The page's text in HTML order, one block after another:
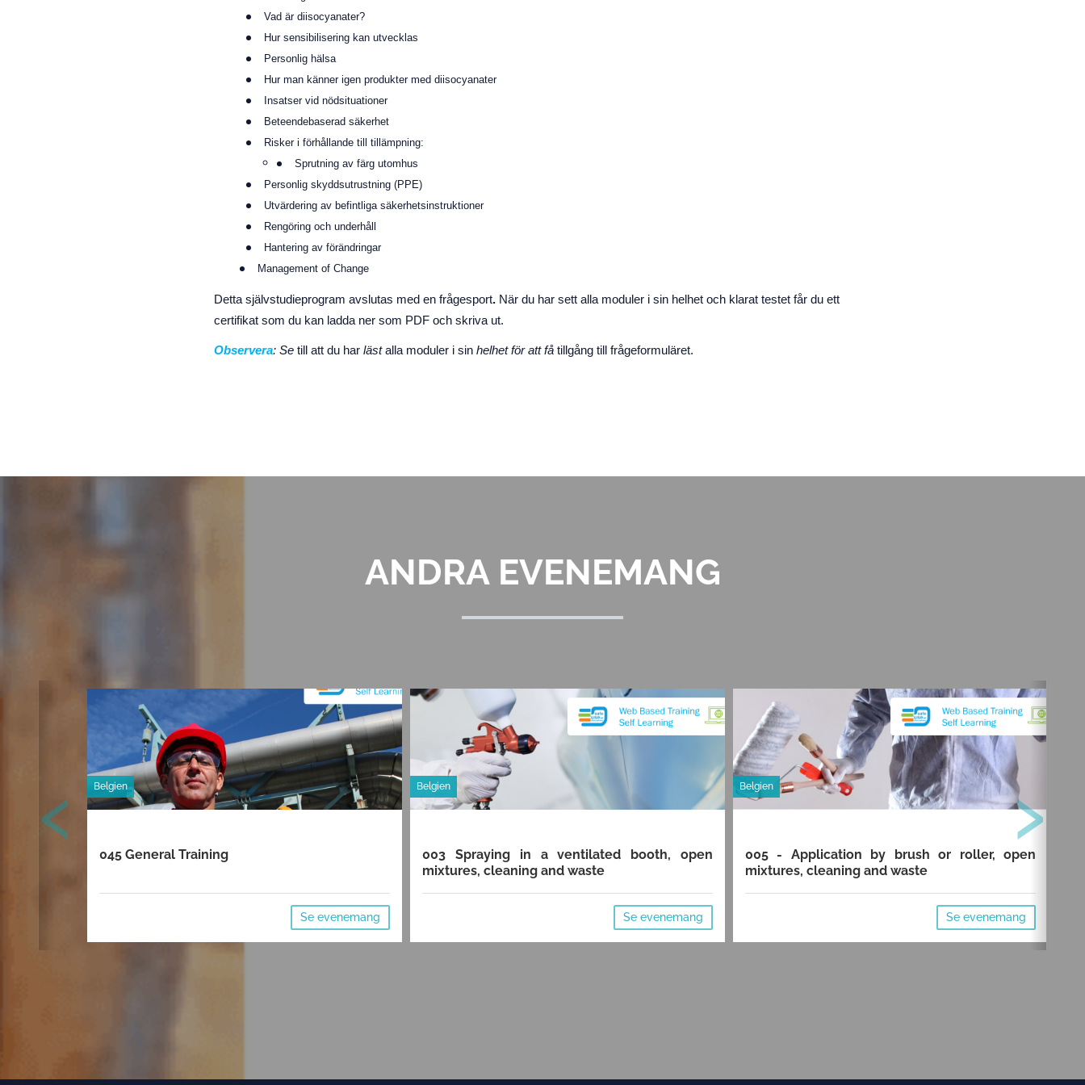
Vad är diisocyanater?
Hur sensibilisering kan utvecklas
Personlig hälsa
Hur man känner igen produkter med diisocyanater
Insatser vid nödsituationer
Beteendebaserad säkerhet
Risker i förhållande till tillämpning:
Sprutning av färg utomhus
Personlig skyddsutrustning (PPE)
Utvärdering av befintliga säkerhetsinstruktioner
Rengöring och underhåll
Hantering av förändringar
Management of Change
Detta självstudieprogram avslutas med en frågesport. När du har sett alla moduler i sin helhet och klarat testet får du ett
certifikat som du kan ladda ner som PDF och skriva ut.
Observera:Setill att du harlästalla moduler i sinhelhet för att fåtillgång till frågeformuläret.
ANDRA EVENEMANG
Belgien
045 General Training
Se evenemang
Belgien
003 Spraying in a ventilated booth, open
mixtures, cleaning and waste
Se evenemang
Belgien
005 - Application by brush or roller, open
mixtures, cleaning and waste
Se evenemang
‹ ›